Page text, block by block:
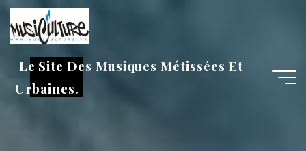
Aller
au
contenu
Le Site Des Musiques Métissées Et
Urbaines.